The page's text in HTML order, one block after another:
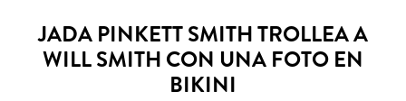
JADA PINKETT SMITH TROLLEA A
WILL SMITH CON UNA FOTO EN
BIKINI